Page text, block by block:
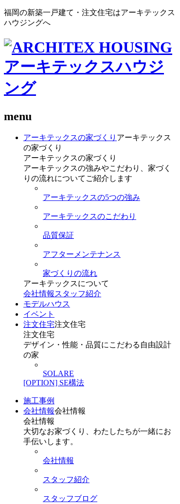
福岡の新築一戸建て・注文住宅はアーキテックス
ハウジングへ
menu
アーキテックスの家づくり アーキテックス
の家づくり
アーキテックスの家づくり
アーキテックスの強みやこだわり、家づく
りの流れについてご紹介します
アーキテックスの5つの強み
アーキテックスのこだわり
品質保証
アフターメンテナンス
家づくりの流れ
アーキテックスについて
会社情報 スタッフ紹介
モデルハウス
イベント
注文住宅注文住宅
注文住宅
デザイン・性能・品質にこだわる自由設計
の家
SOLARE
[OPTION] SE構法
施工事例
会社情報会社情報
会社情報
大切なお家づくり、わたしたちが一緒にお
手伝いします。
会社情報
スタッフ紹介
スタッフブログ